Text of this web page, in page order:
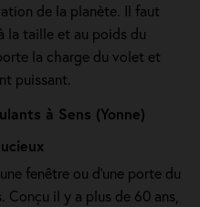
de la planète. Il faut
la taille et au poids du
la charge du volet et
puissant.
à Sens (Yonne)
fenêtre ou d'une porte du
il y a plus de 60 ans,